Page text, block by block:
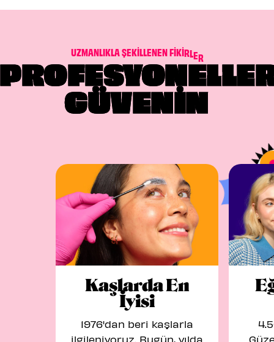
UZMANLIKLAŞEKİLLENENFİKİRLER
GÜVENİN
Kaşlarda En
İyisi
1976'dan beri kaşlarla
ilgileniyoruz. Bugün, yılda